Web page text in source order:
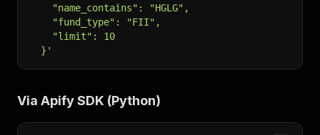
    "name_contains": "HGLG",
    "fund_type": "FII",
    "limit": 10
  }'
Via Apify SDK (Python)